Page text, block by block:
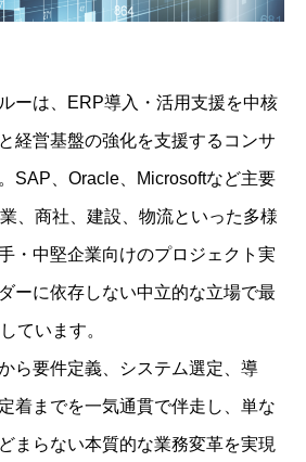
ーは、ERP導入・活用支援を中核
経営基盤の強化を支援するコンサ
SAP、Oracle、Microsoftなど主要
、商社、建設、物流といった多様
・中堅企業向けのプロジェクト実
ーに依存しない中立的な立場で最
ています。
ら要件定義、システム選定、導
着までを一気通貫で伴走し、単な
まらない本質的な業務変革を実現